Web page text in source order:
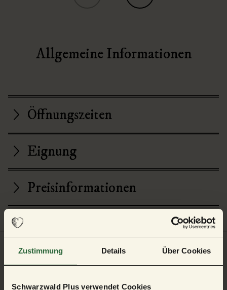
Zustimmung Details Über Cookies
Schwarzwald Plus verwendet Cookies
Allgemeine Informationen
Öffnungszeiten
Eignung
Preisinformationen